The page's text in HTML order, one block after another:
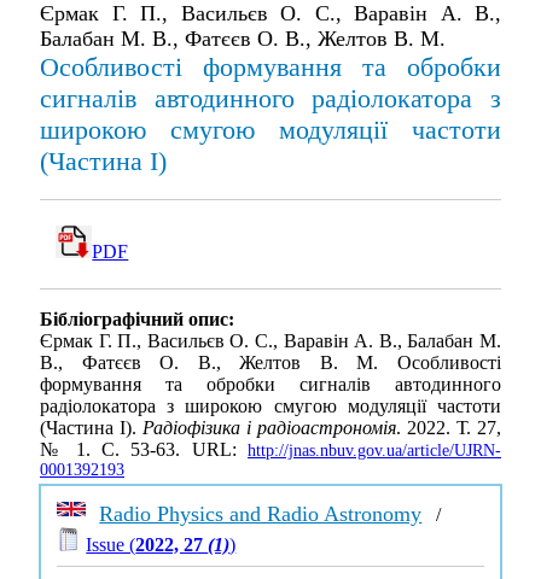
Єрмак Г. П., Васильєв О. С., Варавін А. В.,
Балабан М. В., Фатєєв О. В., Желтов В. М.
Особливості формування та обробки
сигналів автодинного радіолокатора з
широкою смугою модуляції частоти
(Частина I)
PDF
Бібліографічний опис:
Єрмак Г. П., Васильєв О. С., Варавін А. В., Балабан М.
В., Фатєєв О. В., Желтов В. М. Особливості
формування та обробки сигналів автодинного
радіолокатора з широкою смугою модуляції частоти
(Частина I). Радіофізика і радіоастрономія. 2022. Т. 27,
№ 1. С. 53-63. URL: http://jnas.nbuv.gov.ua/article/UJRN-
0001392193
Radio Physics and Radio Astronomy /
Issue (2022, 27(1))